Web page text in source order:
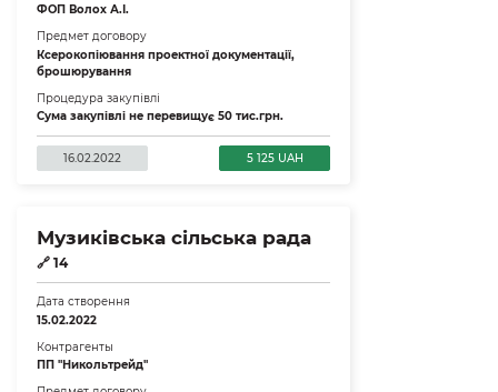
ФОП Волох А.І.
Предмет договору
Ксерокопіювання проектної документації,
брошюрування
Процедура закупівлі
Сума закупівлі не перевищує 50 тис.грн.
16.02.2022 5 125 UAH
Музиківська сільська рада
🔗 14
Дата створення
15.02.2022
Контрагенты
ПП "Никольтрейд"